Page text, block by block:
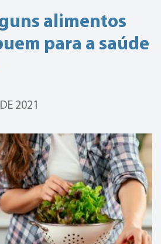
alimentos
para a saúde
2021